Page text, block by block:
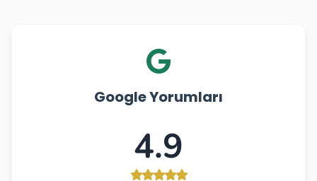
Google Yorumları
4.9